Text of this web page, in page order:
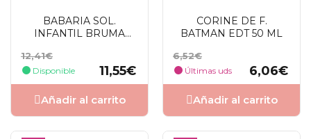
BABARIA SOL.
INFANTIL BRUMA
Precio
base
12,41€
Disponible
Precio
11,55€
Añadir al carrito
CORINE DE F.
BATMAN EDT 50 ML
Precio
base
6,52€
Últimas uds
Precio
6,06€
Añadir al carrito